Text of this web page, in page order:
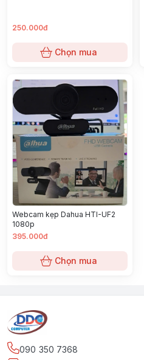
250.000đ
Chọn mua
Webcam kẹp Dahua HTI-UF2
1080p
395.000đ
Chọn mua
090 350 7368